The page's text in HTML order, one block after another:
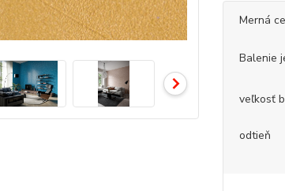
Merná
Balenie
veľkosť
odtieň